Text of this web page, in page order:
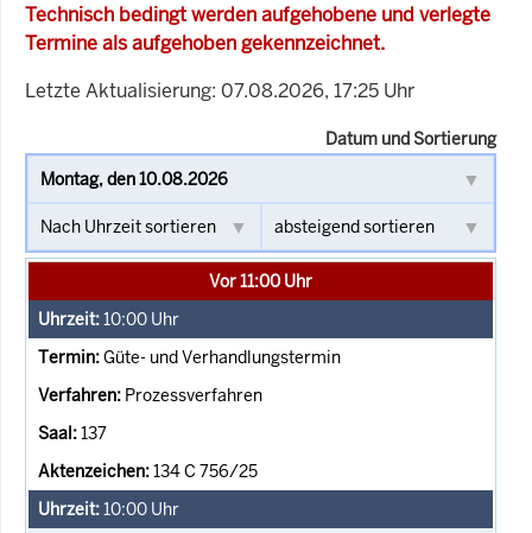
Technisch bedingt werden aufgehobene und verlegte
Termine als aufgehoben gekennzeichnet.
Letzte Aktualisierung: 07.08.2026, 17:25 Uhr
Datum und Sortierung
Vor 11:00 Uhr
10:00 Uhr
Güte- und Verhandlungstermin
Prozessverfahren
137
134 C 756/25
10:00 Uhr